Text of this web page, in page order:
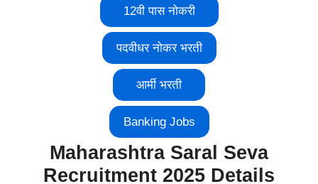
12वी पास नोकरी
पदवीधर नोकर भरती
आर्मी भरती
Banking Jobs
Maharashtra Saral Seva
Recruitment 2025 Details